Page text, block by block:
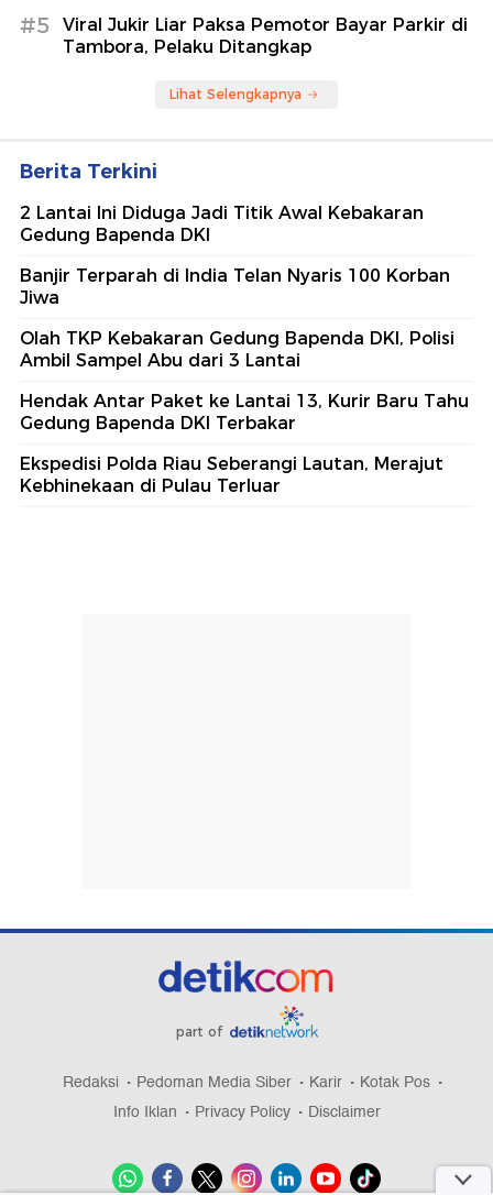
#5
Viral Jukir Liar Paksa Pemotor Bayar Parkir di
Tambora, Pelaku Ditangkap
Lihat Selengkapnya
Berita Terkini
2 Lantai Ini Diduga Jadi Titik Awal Kebakaran
Gedung Bapenda DKI
Banjir Terparah di India Telan Nyaris 100 Korban
Jiwa
Olah TKP Kebakaran Gedung Bapenda DKI, Polisi
Ambil Sampel Abu dari 3 Lantai
Hendak Antar Paket ke Lantai 13, Kurir Baru Tahu
Gedung Bapenda DKI Terbakar
Ekspedisi Polda Riau Seberangi Lautan, Merajut
Kebhinekaan di Pulau Terluar
part of
Redaksi Pedoman Media Siber Karir
Kotak Pos
Info Iklan
Privacy Policy Disclaimer